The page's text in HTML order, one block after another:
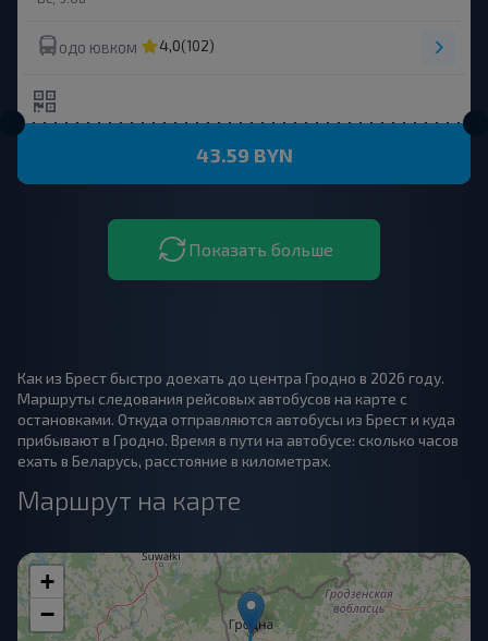
ОДО ЮВКОМ 4,0(102)
43.59 BYN
Показать больше
Как из Брест быстро доехать до центра Гродно в 2026 году.
Маршруты следования рейсовых автобусов на карте с
остановками. Откуда отправляются автобусы из Брест и куда
прибывают в Гродно. Время в пути на автобусе: сколько часов
ехать в Беларусь, расстояние в километрах.
Маршрут на карте
+
−